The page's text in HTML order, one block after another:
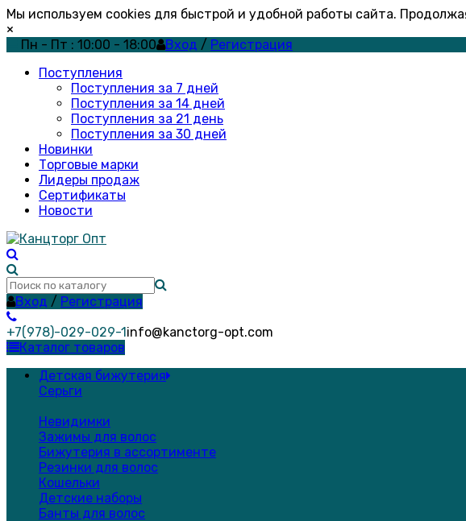
Мы используем cookies для быстрой и удобной работы сайта.
×
Пн - Пт : 10:00 - 18:00
Вход / Регистрация
Поступления
Поступления за 7 дней
Поступления за 14 дней
Поступления за 21 день
Поступления за 30 дней
Новинки
Торговые марки
Лидеры продаж
Сертификаты
Новости
Вход / Регистрация
+7(978)-029-029-1info@kanctorg-opt.com
Каталог товаров
Детская бижутерия
Серьги
Невидимки
Зажимы для волос
Бижутерия в ассортименте
Резинки для волос
Кошельки
Детские наборы
Банты для волос